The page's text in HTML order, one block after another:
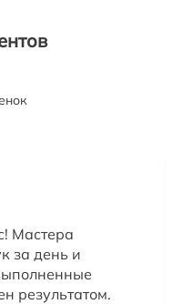
Мастера
за день и
результатом.